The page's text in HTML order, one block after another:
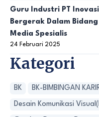
Guru Industri PT
Bergerak Dalam
Media Spesialis
24 Februari 2025
Kategori
BK BK-BIMBINGAN
Desain Komunikasi